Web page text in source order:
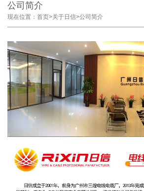
现在位置： 首页>关于日信>公司简介
公司简介